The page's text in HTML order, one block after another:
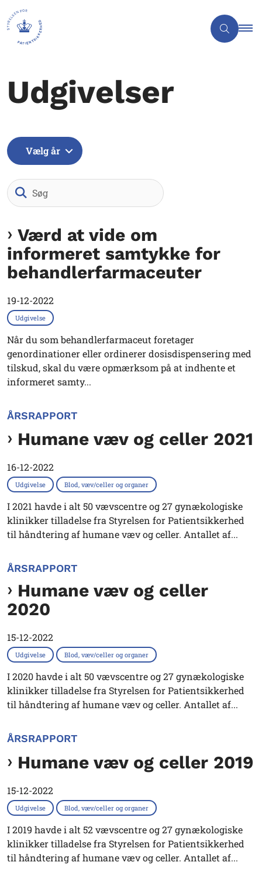
Udgivelser
Vælg år
Værd at vide om
informeret samtykke for
behandlerfarmaceuter
19-12-2022
Udgivelse
Når du som behandlerfarmaceut foretager
genordinationer eller ordinerer dosisdispensering med
tilskud, skal du være opmærksom på at indhente et
informeret samty...
ÅRSRAPPORT
Humane væv og celler 2021
16-12-2022
Udgivelse Blod, væv/celler og organer
I 2021 havde i alt 50 vævscentre og 27 gynækologiske
klinikker tilladelse fra Styrelsen for Patientsikkerhed
til håndtering af humane væv og celler. Antallet af...
ÅRSRAPPORT
Humane væv og celler
2020
15-12-2022
Udgivelse Blod, væv/celler og organer
I 2020 havde i alt 50 vævscentre og 27 gynækologiske
klinikker tilladelse fra Styrelsen for Patientsikkerhed
til håndtering af humane væv og celler. Antallet af...
ÅRSRAPPORT
Humane væv og celler 2019
15-12-2022
Udgivelse Blod, væv/celler og organer
I 2019 havde i alt 52 vævscentre og 27 gynækologiske
klinikker tilladelse fra Styrelsen for Patientsikkerhed
til håndtering af humane væv og celler. Antallet af...